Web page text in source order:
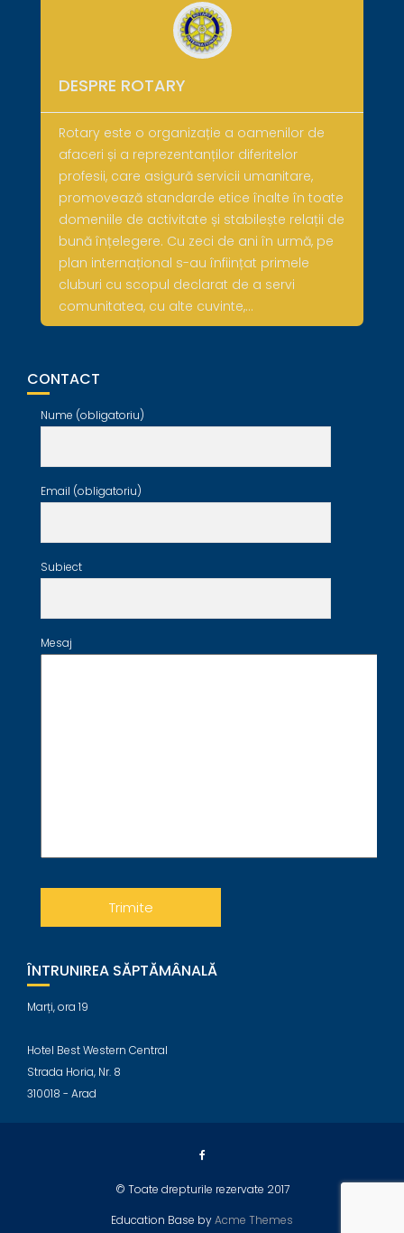
DESPRE ROTARY
Rotary este o organizație a oamenilor de
afaceri și a reprezentanților diferitelor
profesii, care asigură servicii umanitare,
promovează standarde etice înalte în toate
domeniile de activitate și stabilește relații de
bună înțelegere. Cu zeci de ani în urmă, pe
plan internațional s-au înființat primele
cluburi cu scopul declarat de a servi
comunitatea, cu alte cuvinte,…
CONTACT
Nume (obligatoriu)
Email (obligatoriu)
Subiect
Mesaj
ÎNTRUNIREA SĂPTĂMÂNALĂ
Marți, ora 19
Hotel Best Western Central
Strada Horia, Nr. 8
310018 - Arad
© Toate drepturile rezervate 2017
Education Base byAcme Themes